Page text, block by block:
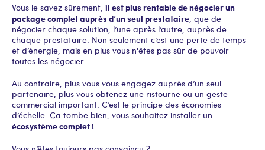
Vous le savez sûrement, il est plus rentable de négocier un
package complet auprès d’un seul prestataire , que de
négocier chaque solution, l’une après l’autre, auprès de
chaque prestataire. Non seulement c’est une perte de temps
et d’énergie, mais en plus vous n'êtes pas sûr de pouvoir
toutes les négocier.
Au contraire, plus vous vous engagez auprès d’un seul
partenaire, plus vous obtenez une ristourne ou un geste
commercial important. C’est le principe des économies
d’échelle. Ça tombe bien, vous souhaitez installer un
écosystème complet !